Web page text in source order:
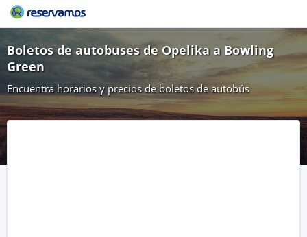
Boletos de autobuses de Opelika a Bowling
Green
Encuentra horarios y precios de boletos de autobús